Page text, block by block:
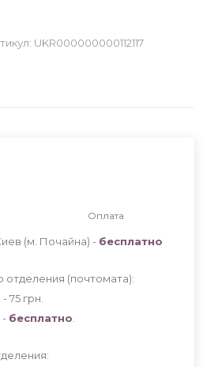
UKR000000000112117
Оплата
(м. Почайна) - бесплатно
отделения (почтомата):
- 75 грн
- бесплатно